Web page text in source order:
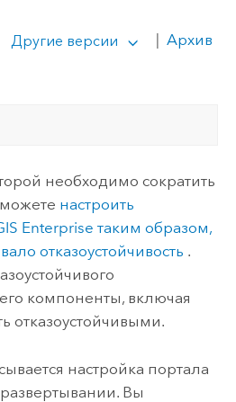
Другие версии
Архив
необходимо сократить
настроить
Enterprise таким образом,
отказоустойчивость .
компоненты, включая
отказоустойчивыми.
настройка портала
Вы